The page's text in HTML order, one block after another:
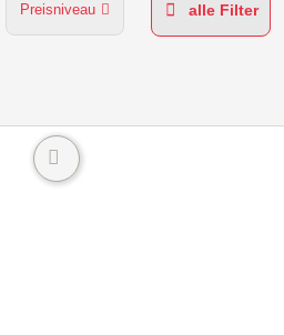
Preisniveau alle Filter